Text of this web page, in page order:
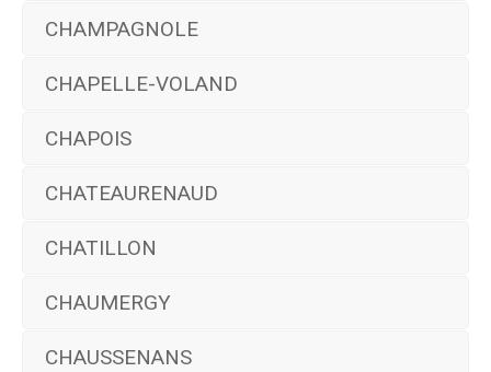
CHAMPAGNOLE
CHAPELLE-VOLAND
CHAPOIS
CHATEAURENAUD
CHATILLON
CHAUMERGY
CHAUSSENANS